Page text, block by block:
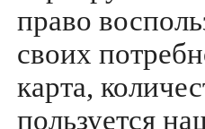
право
своих
карта,
пользуется